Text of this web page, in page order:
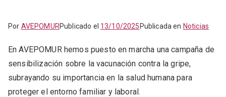
Por AVEPOMURPublicado el 13/10/2025 Publicada en Noticias
En AVEPOMUR hemos puesto en marcha una campaña de
sensibilización sobre la vacunación contra la gripe,
subrayando su importancia en la salud humana para
proteger el entorno familiar y laboral.